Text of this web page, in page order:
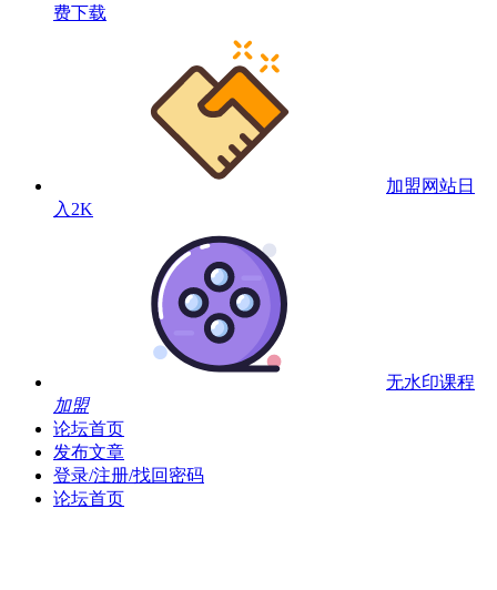
费下载
加盟网站日
入2K
无水印课程
加盟
论坛首页
发布文章
登录/注册/找回密码
论坛首页